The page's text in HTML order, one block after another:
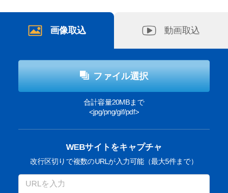
画像取込 動画取込
ファイル選択
合計容量20MBまで
<jpg/png/gif/pdf>
WEBサイトをキャプチャ
改行区切りで複数のURLが入力可能（最大5件まで）